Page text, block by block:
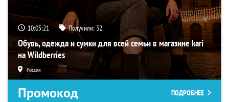
10:05:19 Получили: 32
Обувь, одежда и сумки для всей семьи в магазине kari
на Wildberries
Россия
Промокод ПОДРОБНЕЕ